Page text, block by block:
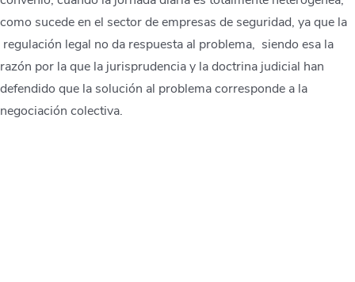
como sucede en el sector de empresas de seguridad, ya que la
regulación legal no da respuesta al problema, siendo esa la
razón por la que la jurisprudencia y la doctrina judicial han
defendido que la solución al problema corresponde a la
negociación colectiva.